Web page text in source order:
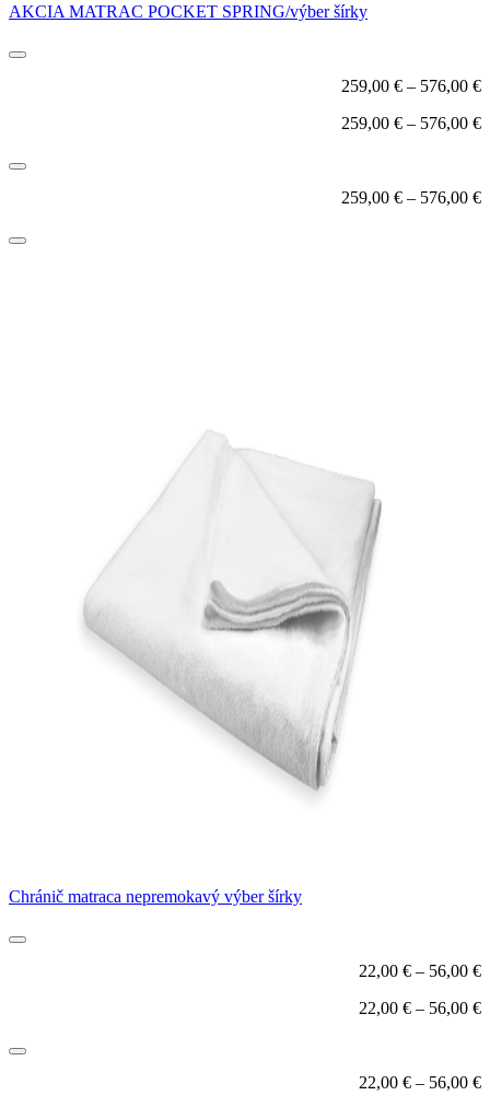
AKCIA MATRAC POCKET SPRING/výber šírky
259,00 € – 576,00 €
259,00 € – 576,00 €
259,00 € – 576,00 €
Chránič matraca nepremokavý výber šírky
22,00 € – 56,00 €
22,00 € – 56,00 €
22,00 € – 56,00 €